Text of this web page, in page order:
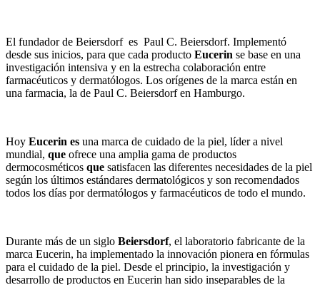
El fundador de Beiersdorf es Paul C. Beiersdorf. Implementó
desde sus inicios, para que cada producto Eucerin se base en una
investigación intensiva y en la estrecha colaboración entre
farmacéuticos y dermatólogos. Los orígenes de la marca están en
una farmacia, la de Paul C. Beiersdorf en Hamburgo.
Hoy Eucerin es una marca de cuidado de la piel, líder a nivel
mundial, que ofrece una amplia gama de productos
dermocosméticos que satisfacen las diferentes necesidades de la piel
según los últimos estándares dermatológicos y son recomendados
todos los días por dermatólogos y farmacéuticos de todo el mundo.
Durante más de un siglo Beiersdorf, el laboratorio fabricante de la
marca Eucerin, ha implementado la innovación pionera en fórmulas
para el cuidado de la piel. Desde el principio, la investigación y
desarrollo de productos en Eucerin han sido inseparables de la